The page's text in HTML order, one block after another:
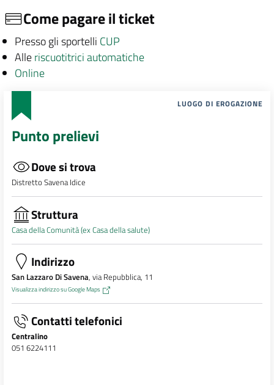
Come pagare il ticket
Presso gli sportelli CUP
Alleriscuotitrici automatiche
Online
LUOGO DI EROGAZIONE
Punto prelievi
Dove si trova
Distretto Savena Idice
Struttura
Casa della Comunità (ex Casa della salute)
Indirizzo
San Lazzaro Di Savena, via Repubblica, 11
Visualizza indirizzo su Google Maps
Contatti telefonici
Centralino
051 6224111